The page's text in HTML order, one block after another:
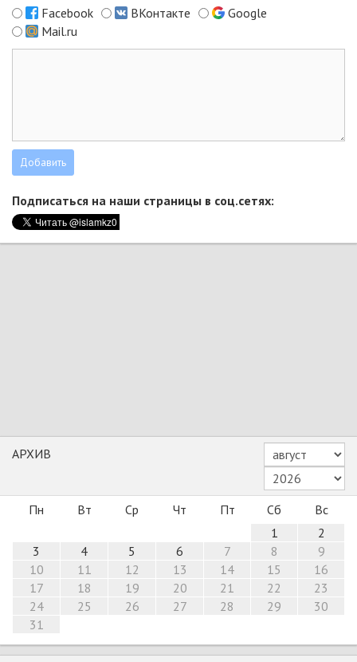
Facebook
ВКонтакте
Google
Mail.ru
Подписаться на наши страницы в соц.сетях:
АРХИВ
Пн Вт Ср Чт Пт Сб
Вс
1
2
3
4 5 6 7 8
9
10
11 12 13 14 15
16
17
18 19 20 21 22
23
24
25 26 27 28 29
30
31